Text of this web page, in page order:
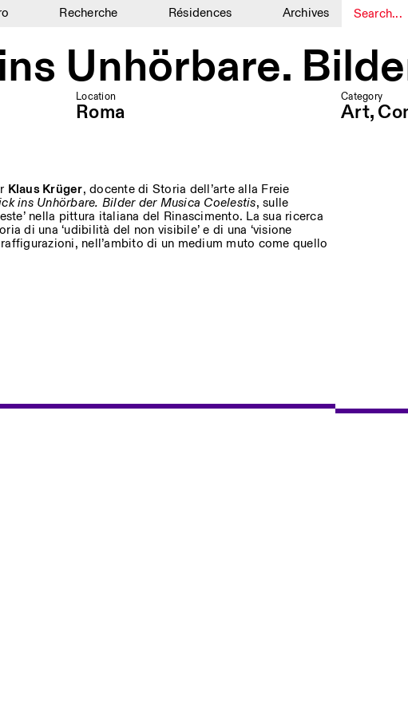
Recherche Résidences Archives
Unhörbare.
Location
Roma
Category
Art,
Klaus Krüger, docente di Storia dell’arte alla Freie
ins Unhörbare. Bilder der Musica Coelestis, sulle
nella pittura italiana del Rinascimento. La sua ricerca
di una ‘udibilità del non visibile’ e di una ‘visione
nell’ambito di un medium muto come quello